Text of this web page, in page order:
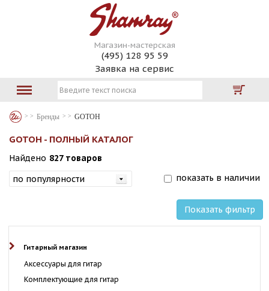
Магазин-мастерская
(495) 128 95 59
Заявка на сервис
Бренды GOTOH
GOTOH - ПОЛНЫЙ КАТАЛОГ
Найдено 827 товаров
показать в наличии
Показать фильтр
Гитарный магазин
Аксессуары для гитар
Комплектующие для гитар